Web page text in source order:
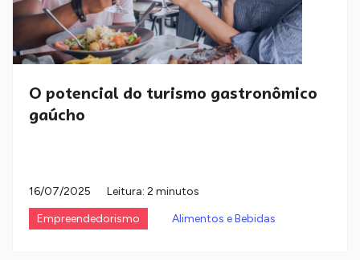
O potencial do turismo gastronômico
gaúcho
16/07/2025
Leitura: 2 minutos
Empreendedorismo
Alimentos e Bebidas